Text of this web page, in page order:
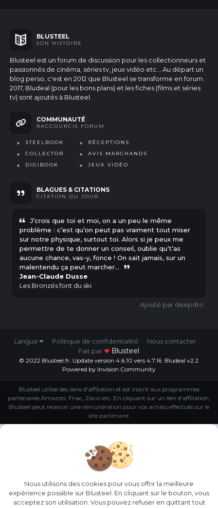
BLUSTEEL
SON HISTOIRE
Blusteel est un forum de discussion pour les collectionneurs et
passionnés de cinéma, séries tv, jeux vidéo etc...
Au départ un
blog perso, c'est en 2012 que Blusteel se transforme en forum.
2017, Bludeal (pour les bons plans) et les fiches (films et séries
tv) sont ajoutés à Blusteel.
COMMUNAUTÉ
RACCOURCIS FORUM
STEELBOOK
COLLECTOR
DIGIBOOK
RÉCEPTIONS
AVIS MARCHANDS
JEUX VIDÉO
BLAGUES & CITATIONS
CITATION DU JOUR
J’crois que toi et moi, on a un peu le même
problème : c’est qu’on peut pas vraiment tout miser
sur notre physique, surtout toi. Alors si je peux me
permettre de te donner un conseil, oublie qu’t’as
aucune chance, vas-y, fonce ! On sait jamais, sur un
malentendu ça peut marcher…
Jean-Claude Dusse
Les Bronzés font du ski
deepdro
Langue Politique de confidentialité
Nous contacter
Fait par
Blusteel
© 2022 Blusteel.fr. Update version 4.6.10 vers 4.7.16. Bludeal v2.2
Powered by Invision Community
Blusteel utilise des liens d'affiliation et est inscrit aux programmes
partenaires Amazon, Fnac, Zavvi etc. En cliquant sur un lien d'affiliation,
Blusteel peut recevoir une rémunération pour vos achats effectués sur le
site partenaire.
Nous utilisons des cookies pour vous offrir la meilleure
expérience possible sur Blusteel. En cliquant sur le bouton, vous
acceptez son utilisation. Vous pouvez refuser en quittant tout